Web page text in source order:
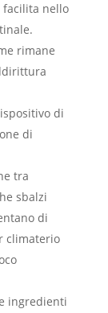
facilita nello
rimane
di
di
tra
sbalzi
di
climaterio
ingredienti